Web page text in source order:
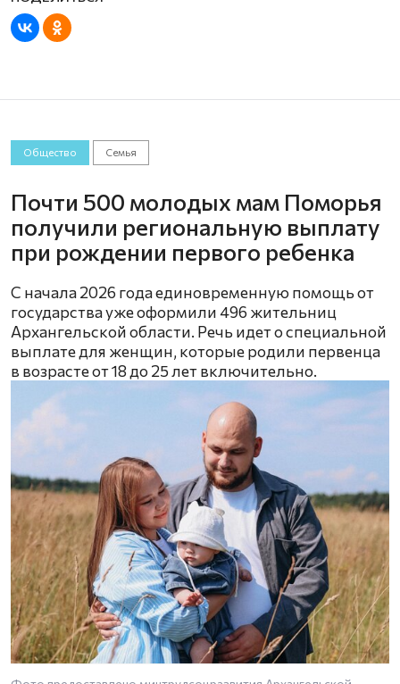
Общество Семья
Почти 500 молодых мам Поморья
получили региональную выплату
при рождении первого ребенка
С начала 2026 года единовременную помощь от
государства уже оформили 496 жительниц
Архангельской области. Речь идет о специальной
выплате для женщин, которые родили первенца
в возрасте от 18 до 25 лет включительно.